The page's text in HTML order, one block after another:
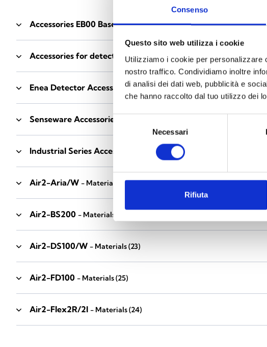
Consenso
Questo sito web utilizza i cookie
Utilizziamo i cookie per personalizzare
nostro traffico. Condividiamo inoltre
di analisi dei dati web, pubblicità e
che hanno raccolto dal tuo utilizzo dei
Selezione
Necessari
Rifiuta
Accessories EB00 Bases - Materials(47)
Accessories for detector testing - Materials (6)
Enea Detector Accessories - Materials(35)
Senseware Accessories
Industrial Series Accessories - Materials (17)
Air2-Aria/W - Materials (23)
Air2-BS200 - Materials
Air2-DS100/W - Materials(23)
Air2-FD100 - Materials(25)
Air2-Flex2R/2I - Materials(24)